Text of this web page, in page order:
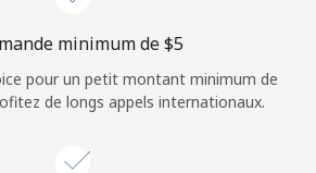
Continue avec
minimum de ⁦$5⁩
pour un petit montant minimum de
de longs appels internationaux.